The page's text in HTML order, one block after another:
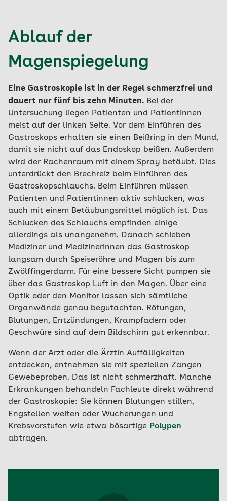
Ablauf der
Magenspiegelung
Eine Gastroskopie ist in der Regel schmerzfrei und
dauert nur fünf bis zehn Minuten. Bei der
Untersuchung liegen Patienten und Patientinnen
meist auf der linken Seite. Vor dem Einführen des
Gastroskops erhalten sie einen Beißring in den Mund,
damit sie nicht auf das Endoskop beißen. Außerdem
wird der Rachenraum mit einem Spray betäubt. Dies
unterdrückt den Brechreiz beim Einführen des
Gastroskopschlauchs. Beim Einführen müssen
Patienten und Patientinnen aktiv schlucken, was
auch mit einem Betäubungsmittel möglich ist. Das
Schlucken des Schlauchs empfinden einige
allerdings als unangenehm. Danach schieben
Mediziner und Medizinerinnen das Gastroskop
langsam durch Speiseröhre und Magen bis zum
Zwölffingerdarm. Für eine bessere Sicht pumpen sie
über das Gastroskop Luft in den Magen. Über eine
Optik oder den Monitor lassen sich sämtliche
Organwände genau begutachten. Rötungen,
Blutungen, Entzündungen, Krampfadern oder
Geschwüre sind auf dem Bildschirm gut erkennbar.
Wenn der Arzt oder die Ärztin Auffälligkeiten
entdecken, entnehmen sie mit speziellen Zangen
Gewebeproben. Das ist nicht schmerzhaft. Manche
Erkrankungen behandeln Fachleute direkt während
der Gastroskopie: Sie können Blutungen stillen,
Engstellen weiten oder Wucherungen und
Krebsvorstufen wie etwa bösartige Polypen
abtragen.